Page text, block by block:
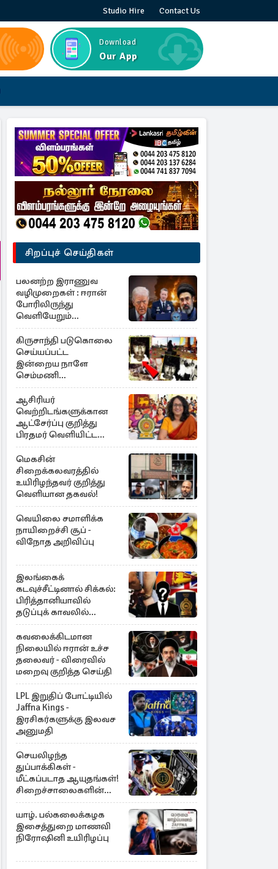
Studio Hire Contact Us
Download
Our App
சிறப்புச் செய்திகள்
பலனற்ற இராணுவ
வழிமுறைகள் : ஈரான்
போரிலிருந்து
வெளியேறும்
வழியைத்தேடும்
அமெரிக்க தளபதி
கிருசாந்தி படுகொலை
செய்யப்பட்ட
இன்றைய நாளே
செம்மணி
இனப்படுகொலை
தினம்…!
ஆசிரியர்
வெற்றிடங்களுக்கான
ஆட்சேர்ப்பு குறித்து
பிரதமர் வெளியிட்ட
அறிவிப்பு
மெகசின்
சிறைக்கலவரத்தில்
உயிரிழந்தவர் குறித்து
வெளியான தகவல்!
வெயிலை சமாளிக்க
நாயிறைச்சி சூப் -
விநோத அறிவிப்பு
இலங்கைக்
கடவுச்சீட்டினால் சிக்கல்:
பிரித்தானியாவில்
தடுப்புக் காவலில்
முன்னாள் எம்.பி!
கவலைக்கிடமான
நிலையில் ஈரான் உச்ச
தலைவர் - விரைவில்
மறைவு குறித்த செய்தி
LPL இறுதிப் போட்டியில்
Jaffna Kings -
இரசிகர்களுக்கு இலவச
அனுமதி
செயலிழந்த
துப்பாக்கிகள் -
மீட்கப்படாத ஆயுதங்கள்!
சிறைச்சாலைகளின்
பாதுகாப்பில் பாரிய
அச்சுறுத்தல்
யாழ். பல்கலைக்கழக
இசைத்துறை மாணவி
நிரோஷினி உயிரிழப்பு